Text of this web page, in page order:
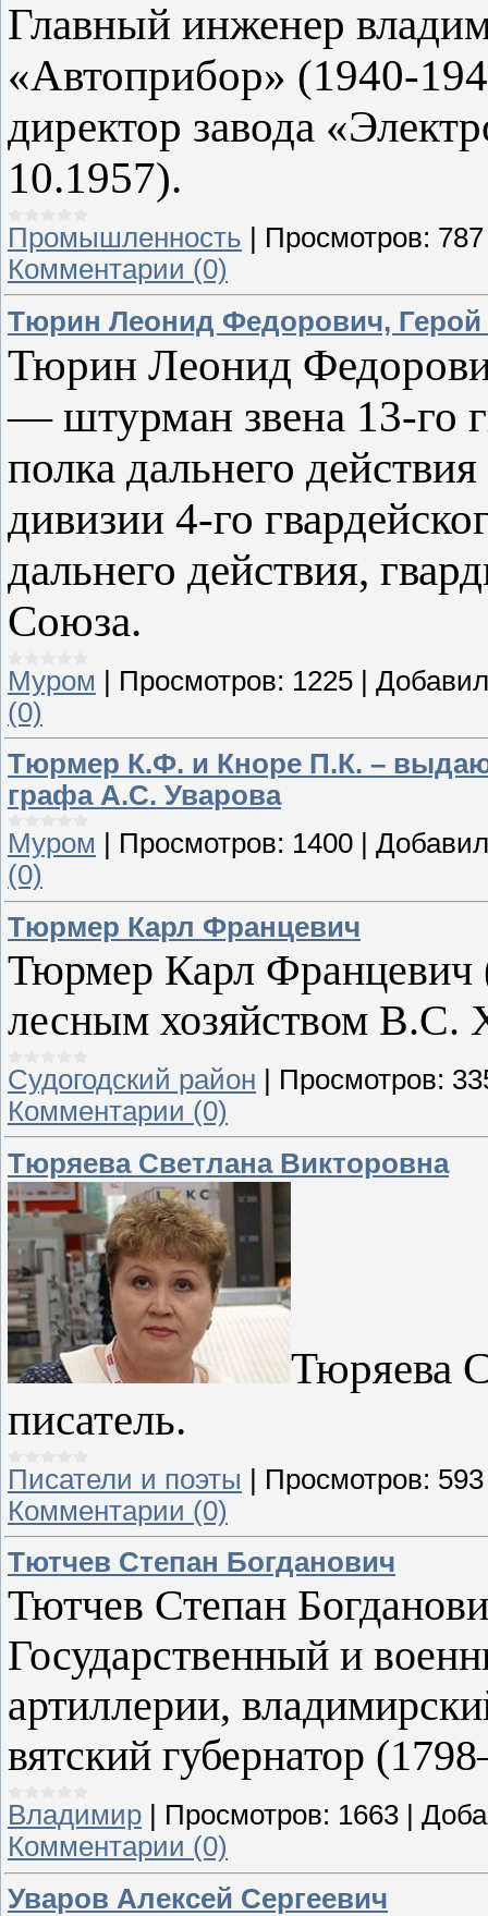
Главный инженер
«Автоприбор» (1940-
директор завода
10.1957).
Промышленность Просмотров: 787
Комментарии (0)
Тюрин Леонид Федорович, Герой
Тюрин Леонид
— штурман звена 13-го
полка дальнего
дивизии 4-го
дальнего действия,
Союза.
Муром | Просмотров: 1225 |
(0)
Тюрмер К.Ф. и Кноре П.К. –
графа А.С. Уварова
Муром
Просмотров: 1400
(0)
Тюрмер Карл Францевич
Тюрмер Карл
лесным хозяйством В.С.
Судогодский район Просмотров:
Комментарии (0)
Тюряева Светлана Викторовна
Тюряева
писатель.
Писатели и поэты | Просмотров: 593
Комментарии (0)
Тютчев Степан Богданович
Тютчев Степан
Государственный и
артиллерии,
вятский губернатор
Владимир Просмотров: 1663
Комментарии (0)
Уваров Алексей Сергеевич